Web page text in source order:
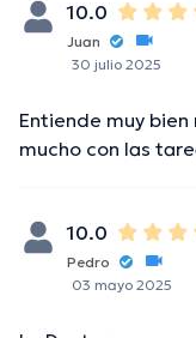
10.0
Juan
30 julio 2025
Entiende muy
mucho con las
10.0
Pedro
03 mayo 2025